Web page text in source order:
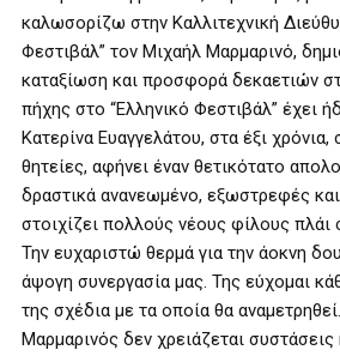
καλωσορίζω στην Καλλιτεχνική
Φεστιβάλ” τον Μιχαήλ Μαρμαρινό,
καταξίωση και προσφορά δεκαετιών
πήχης στο “Ελληνικό Φεστιβάλ” έχει
Κατερίνα Ευαγγελάτου, στα έξι
θητείες, αφήνει έναν θετικότατο
δραστικά ανανεωμένο, εξωστρεφές
στοιχίζει πολλούς νέους φίλους πλάι
Την ευχαριστώ θερμά για την άοκνη
άψογη συνεργασία μας. Της εύχομαι
της σχέδια με τα οποία θα
Μαρμαρινός δεν χρειάζεται συστάσεις